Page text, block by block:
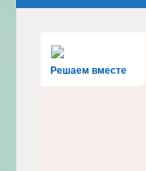
Решаем вместе